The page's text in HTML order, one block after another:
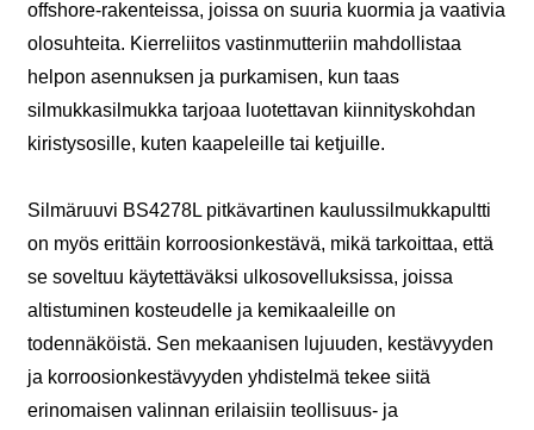
offshore-rakenteissa, joissa on suuria kuormia ja vaativia
olosuhteita. Kierreliitos vastinmutteriin mahdollistaa
helpon asennuksen ja purkamisen, kun taas
silmukkasilmukka tarjoaa luotettavan kiinnityskohdan
kiristysosille, kuten kaapeleille tai ketjuille.
Silmäruuvi BS4278L pitkävartinen kaulussilmukkapultti
on myös erittäin korroosionkestävä, mikä tarkoittaa, että
se soveltuu käytettäväksi ulkosovelluksissa, joissa
altistuminen kosteudelle ja kemikaaleille on
todennäköistä. Sen mekaanisen lujuuden, kestävyyden
ja korroosionkestävyyden yhdistelmä tekee siitä
erinomaisen valinnan erilaisiin teollisuus- ja